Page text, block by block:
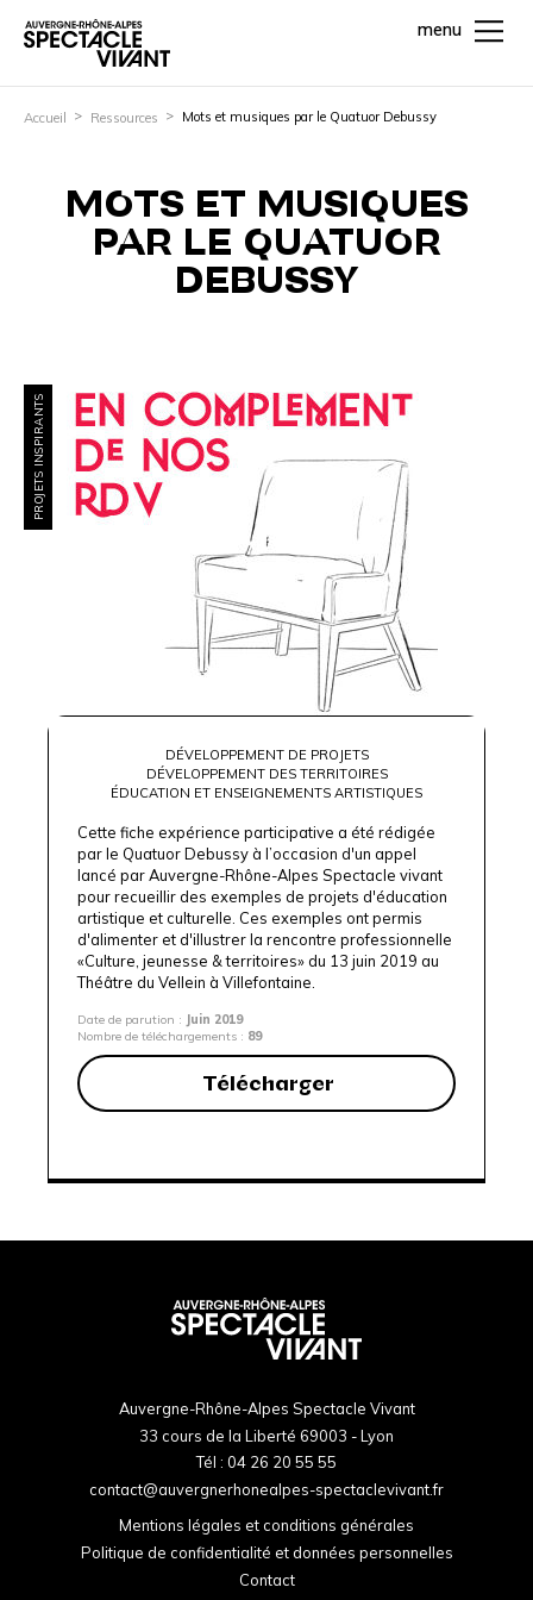
menu
Accueil Ressources Mots et musiques par le Quatuor Debussy
MOTS ET MUSIQUES
PAR LE QUATUOR
DEBUSSY
PROJETS INSPIRANTS
DÉVELOPPEMENT DE PROJETS
DÉVELOPPEMENT DES TERRITOIRES
ÉDUCATION ET ENSEIGNEMENTS ARTISTIQUES
Cette fiche expérience participative a été rédigée
par le Quatuor Debussy à l’occasion d'un appel
lancé par Auvergne-Rhône-Alpes Spectacle vivant
pour recueillir des exemples de projets d'éducation
artistique et culturelle. Ces exemples ont permis
d'alimenter et d'illustrer la rencontre professionnelle
«Culture, jeunesse & territoires» du 13 juin 2019 au
Théâtre du Vellein à Villefontaine.
Date de parution : Juin 2019
Nombre de téléchargements : 89
Télécharger
Auvergne-Rhône-Alpes Spectacle Vivant
33 cours de la Liberté 69003 - Lyon
Tél : 04 26 20 55 55
contact@auvergnerhonealpes-spectaclevivant.fr
Mentions légales et conditions générales
Politique de confidentialité et données personnelles
Contact